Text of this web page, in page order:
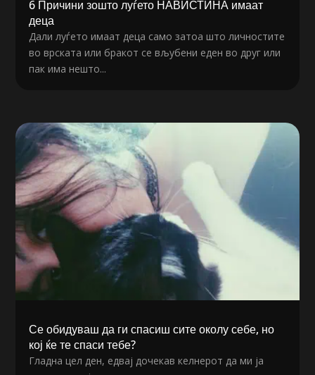
6 Причини зошто луѓето НАВИСТИНА имаат
деца
Дали луѓето имаат деца само затоа што личностите
во врската или бракот се вљубени еден во друг или
пак има нешто...
Се обидуваш да ги спасиш сите околу себе, но
кој ќе те спаси тебе?
Гладна цел ден, едвај дочекав келнерот да ми ја